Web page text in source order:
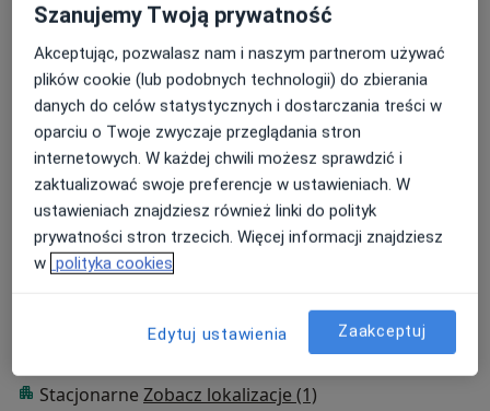
polski
więcejO mnie
Zakres porad
Psychiatria
Główne obszary pomocy
Alkoholizm Depresja Bulimia
Bezsenność
Anoreksja
+48a11y_sr_more_diseases
Dorośli (Tylko pod niektórymi adresami)
Stacjonarne Zobacz lokalizacje (1)
Szanujemy Twoją prywatność
Akceptując, pozwalasz nam i naszym partnerom używać
plików cookie (lub podobnych technologii) do zbierania
danych do celów statystycznych i dostarczania treści w
oparciu o Twoje zwyczaje przeglądania stron
internetowych. W każdej chwili możesz sprawdzić i
zaktualizować swoje preferencje w ustawieniach. W
ustawieniach znajdziesz również linki do polityk
prywatności stron trzecich. Więcej informacji znajdziesz
w polityka cookies
Edytuj ustawienia Zaakceptuj